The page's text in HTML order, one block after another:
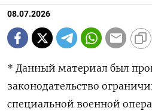
08.07.2026
* Данный материал был
законодательство
специальной военной